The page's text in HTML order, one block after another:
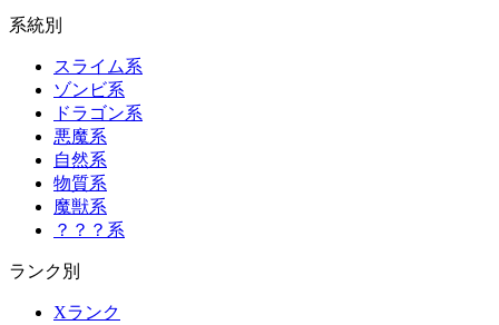
系統別
スライム系
ゾンビ系
ドラゴン系
悪魔系
自然系
物質系
魔獣系
？？？系
ランク別
Xランク